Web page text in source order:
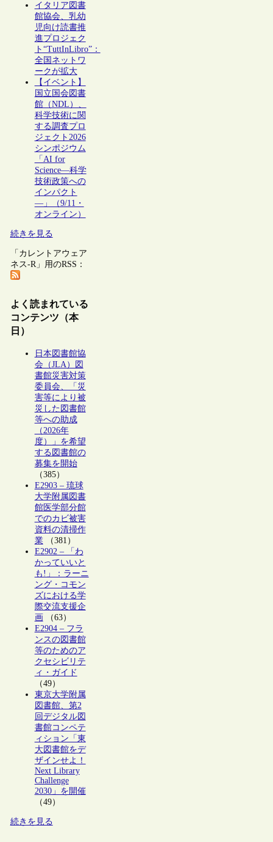
イタリア図書
館協会、乳幼
児向け読書推
進プロジェク
ト“TuttInLibro”：
全国ネットワ
ークが拡大
【イベント】
国立国会図書
館（NDL）、
科学技術に関
する調査プロ
ジェクト2026
シンポジウム
「AI for
Science―科学
技術政策への
インパクト
―」（9/11・
オンライン）
続きを見る
「カレントアウェア
ネス-R」用のRSS：
よく読まれている
コンテンツ（本
日）
日本図書館協
会（JLA）図
書館災害対策
委員会、「災
害等により被
災した図書館
等への助成
（2026年
度）」を希望
する図書館の
募集を開始
（385）
E2903 – 琉球
大学附属図書
館医学部分館
でのカビ被害
資料の清掃作
業（381）
E2902 – 「わ
かっていいと
も!」：ラーニ
ング・コモン
ズにおける学
際交流支援企
画（63）
E2904 – フラ
ンスの図書館
等のためのア
クセシビリテ
ィ・ガイド
（49）
東京大学附属
図書館、第2
回デジタル図
書館コンペテ
ィション「東
大図書館をデ
ザインせよ！
Next Library
Challenge
2030」を開催
（49）
続きを見る